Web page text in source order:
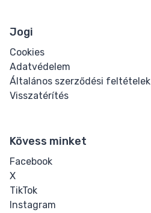
Jogi
Cookies
Adatvédelem
Általános szerződési feltételek
Visszatérítés
Kövess minket
Facebook
X
TikTok
Instagram